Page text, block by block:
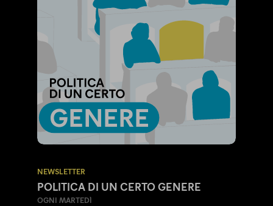
NEWSLETTER
POLITICA DI UN CERTO GENERE
OGNI MARTEDÌ